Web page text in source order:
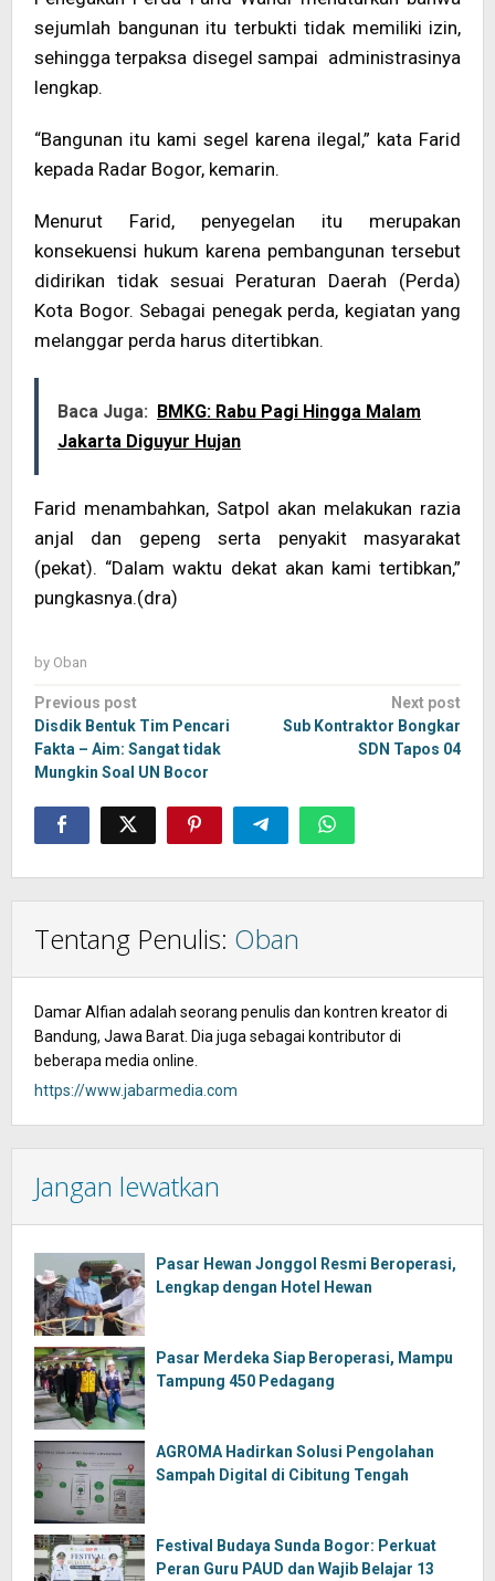
sejumlah bangunan itu terbukti tidak memiliki izin,
sehingga terpaksa disegel sampai administrasinya
lengkap.
“Bangunan itu kami segel karena ilegal,” kata Farid
kepada Radar Bogor, kemarin.
Menurut Farid, penyegelan itu merupakan
konsekuensi hukum karena pembangunan tersebut
didirikan tidak sesuai Peraturan Daerah (Perda)
Kota Bogor. Sebagai penegak perda, kegiatan yang
melanggar perda harus ditertibkan.
Baca Juga: BMKG: Rabu Pagi Hingga Malam
Jakarta Diguyur Hujan
Farid menambahkan, Satpol akan melakukan razia
anjal dan gepeng serta penyakit masyarakat
(pekat). “Dalam waktu dekat akan kami tertibkan,”
pungkasnya.(dra)
by Oban
Post
navigation
Previous post
Disdik Bentuk Tim Pencari
Fakta – Aim: Sangat tidak
Mungkin Soal UN Bocor
Next post
Sub Kontraktor Bongkar
SDN Tapos 04
Tentang Penulis: Oban
Damar Alfian adalah seorang penulis dan kontren kreator di
Bandung, Jawa Barat. Dia juga sebagai kontributor di
beberapa media online.
https://www.jabarmedia.com
Jangan lewatkan
Pasar Hewan Jonggol Resmi Beroperasi,
Lengkap dengan Hotel Hewan
Pasar Merdeka Siap Beroperasi, Mampu
Tampung 450 Pedagang
AGROMA Hadirkan Solusi Pengolahan
Sampah Digital di Cibitung Tengah
Festival Budaya Sunda Bogor: Perkuat
Peran Guru PAUD dan Wajib Belajar 13